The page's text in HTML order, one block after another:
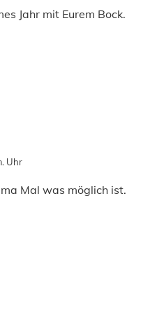
Jahr mit Eurem Bock.
Uhr
Mal was möglich ist.